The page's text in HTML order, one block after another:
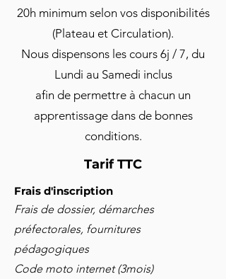
20h minimum selon vos disponibilités
(Plateau et Circulation).
Nous dispensons les cours 6j / 7, du
Lundi au Samedi inclus
afin de permettre à chacun un
apprentissage dans de bonnes
conditions.
Tarif TTC
Frais d'inscription
Frais de dossier, démarches
préfectorales, fournitures
pédagogiques
Code moto internet (3mois)